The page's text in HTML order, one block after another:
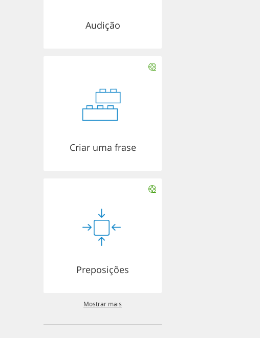
Audição
Criar uma frase
Preposições
Mostrar mais